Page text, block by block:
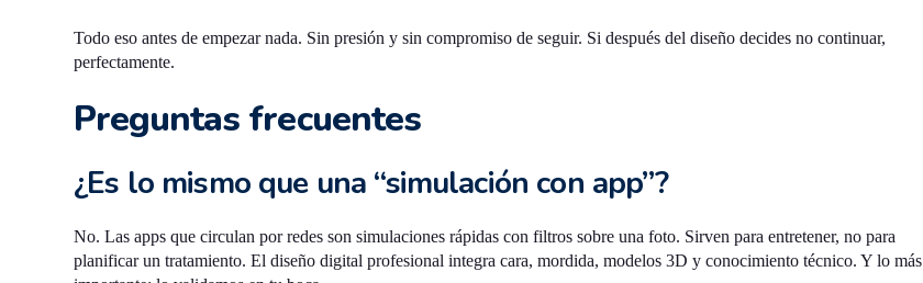
Todo eso antes de empezar nada. Sin presión y sin compromiso de seguir. Si después del diseño decides no continuar,
perfectamente.
Preguntas frecuentes
¿Es lo mismo que una “simulación con app”?
No. Las apps que circulan por redes son simulaciones rápidas con filtros sobre una foto. Sirven para entretener, no para
planificar un tratamiento. El diseño digital profesional integra cara, mordida, modelos 3D y conocimiento técnico. Y lo más